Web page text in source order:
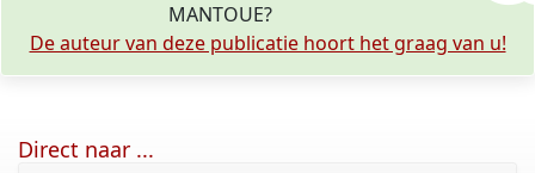
MANTOUE?
De auteur van deze publicatie hoort het graag van u!
Direct naar ...